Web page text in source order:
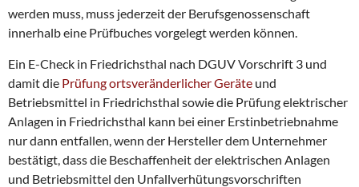
werden muss, muss jederzeit der Berufsgenossenschaft
innerhalb eine Prüfbuches vorgelegt werden können.
Ein E-Check in Friedrichsthal nach DGUV Vorschrift 3 und
damit die Prüfung ortsveränderlicher Geräte und
Betriebsmittel in Friedrichsthal sowie die Prüfung elektrischer
Anlagen in Friedrichsthal kann bei einer Erstinbetriebnahme
nur dann entfallen, wenn der Hersteller dem Unternehmer
bestätigt, dass die Beschaffenheit der elektrischen Anlagen
und Betriebsmittel den Unfallverhütungsvorschriften